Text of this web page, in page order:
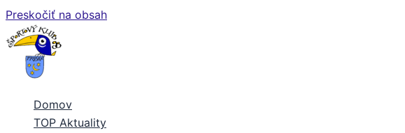
Preskočiť na obsah
Domov
TOP Aktuality